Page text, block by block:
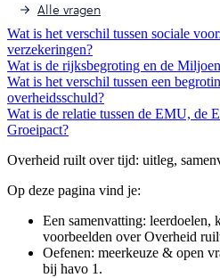
Alle vragen
Wat is het verschil tussen sociale
verzekeringen?
Wat is de rijksbegroting en de
Wat is het verschil tussen een
overheidsschuld?
Wat is de relatie tussen de EMU, de
Groeipact?
Overheid ruilt over tijd: uitleg,
Op deze pagina vind je:
Een samenvatting: leerdoelen,
voorbeelden overOverheid
Oefenen: meerkeuze & open
bij havo 1 .